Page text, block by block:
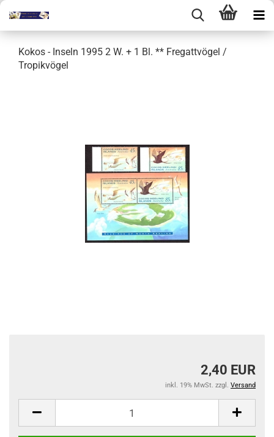
Kokos - Inseln 1995 2 W. + 1 Bl. ** Fregattvögel /
Tropikvögel
2,40 EUR
inkl. 19% MwSt. zzgl. Versand